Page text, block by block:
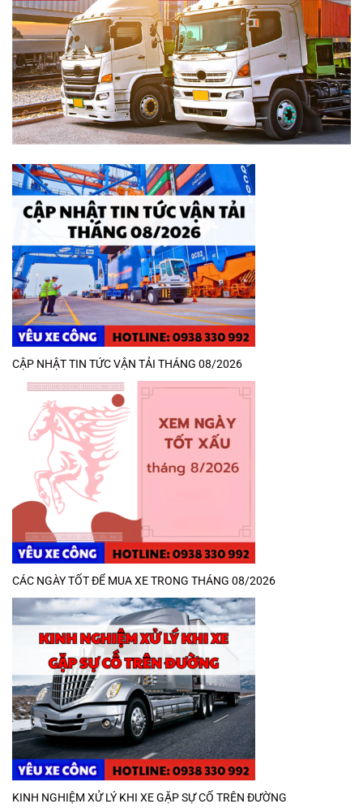
CẬP NHẬT TIN TỨC VẬN TẢI THÁNG 08/2026
CÁC NGÀY TỐT ĐỂ MUA XE TRONG THÁNG 08/2026
KINH NGHIỆM XỬ LÝ KHI XE GẶP SỰ CỐ TRÊN ĐƯỜNG